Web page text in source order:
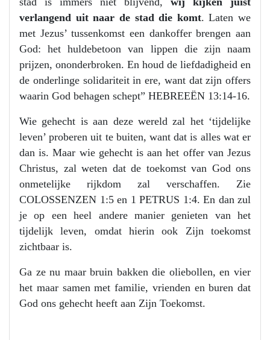
verlangend uit naar de stad die komt. Laten we
met Jezus’ tussenkomst een dankoffer brengen aan
God: het huldebetoon van lippen die zijn naam
prijzen, ononderbroken. En houd de liefdadigheid en
de onderlinge solidariteit in ere, want dat zijn offers
waarin God behagen schept” HEBREEËN 13:14-16.
Wie gehecht is aan deze wereld zal het ‘tijdelijke
leven’ proberen uit te buiten, want dat is alles wat er
dan is. Maar wie gehecht is aan het offer van Jezus
Christus, zal weten dat de toekomst van God ons
onmetelijke rijkdom zal verschaffen. Zie
COLOSSENZEN 1:5 en 1 PETRUS 1:4. En dan zul
je op een heel andere manier genieten van het
tijdelijk leven, omdat hierin ook Zijn toekomst
zichtbaar is.
Ga ze nu maar bruin bakken die oliebollen, en vier
het maar samen met familie, vrienden en buren dat
God ons gehecht heeft aan Zijn Toekomst.